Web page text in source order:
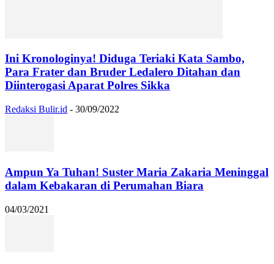
Ini Kronologinya! Diduga Teriaki Kata Sambo,
Para Frater dan Bruder Ledalero Ditahan dan
Diinterogasi Aparat Polres Sikka
Redaksi Bulir.id - 30/09/2022
Ampun Ya Tuhan! Suster Maria Zakaria Meninggal
dalam Kebakaran di Perumahan Biara
04/03/2021